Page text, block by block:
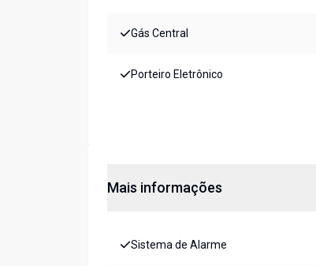
Gás Central
Porteiro Eletrônico
Mais informações
Sistema de Alarme